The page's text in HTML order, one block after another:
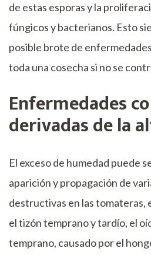
de estas esporas y la
fúngicos y bacterianos. Esto
posible brote de
toda una cosecha si no se
Enfermedades
derivadas de la
El exceso de humedad puede
aparición y propagación de
destructivas en las tomateras,
el tizón temprano y tardío, el
temprano, causado por el